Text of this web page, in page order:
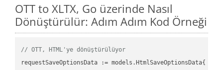
OTT to XLTX, Go üzerinde Nasıl
Dönüştürülür: Adım Adım Kod Örneği
// OTT, HTML'ye dönüştürülüyor
requestSaveOptionsData := models.HtmlSaveOptionsData{